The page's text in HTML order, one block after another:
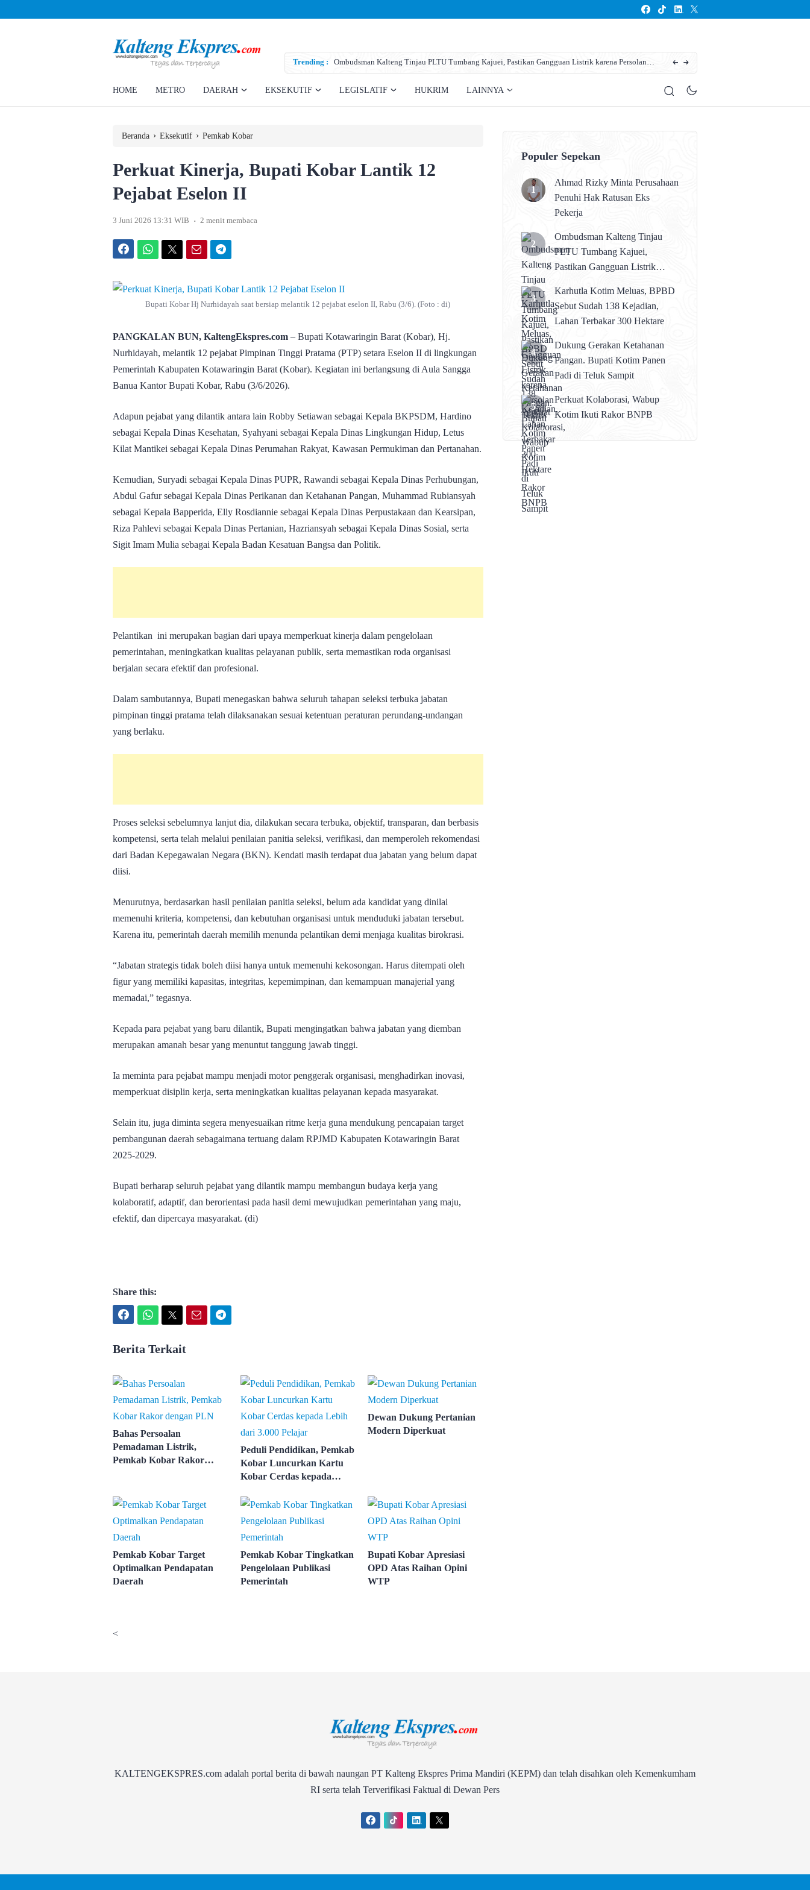
Trending :
Ahmad Rizky Minta Perusahaan Penuhi Hak Ratusan Eks Pekerja
Ombudsman Kalteng Tinjau PLTU Tumbang Kajuei, Pastikan Gangguan Listrik karena Persolan
Teknis
Karhutla Kotim Meluas, BPBD Sebut Sudah
HOME METRO DAERAH EKSEKUTIF LEGISLATIF HUKRIM LAINNYA
Beranda › Eksekutif › Pemkab Kobar
Perkuat Kinerja, Bupati Kobar Lantik 12
Pejabat Eselon II
3 Juni 2026 13:31 WIB . 2 menit membaca
Bupati Kobar Hj Nurhidayah saat bersiap melantik 12 pejabat eselon II, Rabu (3/6). (Foto : di)
PANGKALAN BUN, KaltengEkspres.com – Bupati Kotawaringin Barat (Kobar), Hj.
Nurhidayah, melantik 12 pejabat Pimpinan Tinggi Pratama (PTP) setara Eselon II di lingkungan
Pemerintah Kabupaten Kotawaringin Barat (Kobar). Kegiatan ini berlangsung di Aula Sangga
Banua Kantor Bupati Kobar, Rabu (3/6/2026).
Adapun pejabat yang dilantik antara lain Robby Setiawan sebagai Kepala BKPSDM, Hardino
sebagai Kepala Dinas Kesehatan, Syahyani sebagai Kepala Dinas Lingkungan Hidup, Letus
Kilat Mantikei sebagai Kepala Dinas Perumahan Rakyat, Kawasan Permukiman dan Pertanahan.
Kemudian, Suryadi sebagai Kepala Dinas PUPR, Rawandi sebagai Kepala Dinas Perhubungan,
Abdul Gafur sebagai Kepala Dinas Perikanan dan Ketahanan Pangan, Muhammad Rubiansyah
sebagai Kepala Bapperida, Elly Rosdiannie sebagai Kepala Dinas Perpustakaan dan Kearsipan,
Riza Pahlevi sebagai Kepala Dinas Pertanian, Hazriansyah sebagai Kepala Dinas Sosial, serta
Sigit Imam Mulia sebagai Kepala Badan Kesatuan Bangsa dan Politik.
Pelantikan ini merupakan bagian dari upaya memperkuat kinerja dalam pengelolaan
pemerintahan, meningkatkan kualitas pelayanan publik, serta memastikan roda organisasi
berjalan secara efektif dan profesional.
Dalam sambutannya, Bupati menegaskan bahwa seluruh tahapan seleksi terbuka jabatan
pimpinan tinggi pratama telah dilaksanakan sesuai ketentuan peraturan perundang-undangan
yang berlaku.
Proses seleksi sebelumnya lanjut dia, dilakukan secara terbuka, objektif, transparan, dan berbasis
kompetensi, serta telah melalui penilaian panitia seleksi, verifikasi, dan memperoleh rekomendasi
dari Badan Kepegawaian Negara (BKN). Kendati masih terdapat dua jabatan yang belum dapat
diisi.
Menurutnya, berdasarkan hasil penilaian panitia seleksi, belum ada kandidat yang dinilai
memenuhi kriteria, kompetensi, dan kebutuhan organisasi untuk menduduki jabatan tersebut.
Karena itu, pemerintah daerah memilih menunda pelantikan demi menjaga kualitas birokrasi.
“Jabatan strategis tidak boleh diisi hanya untuk memenuhi kekosongan. Harus ditempati oleh
figur yang memiliki kapasitas, integritas, kepemimpinan, dan kemampuan manajerial yang
memadai,” tegasnya.
Kepada para pejabat yang baru dilantik, Bupati mengingatkan bahwa jabatan yang diemban
merupakan amanah besar yang menuntut tanggung jawab tinggi.
Ia meminta para pejabat mampu menjadi motor penggerak organisasi, menghadirkan inovasi,
memperkuat disiplin kerja, serta meningkatkan kualitas pelayanan kepada masyarakat.
Selain itu, juga diminta segera menyesuaikan ritme kerja guna mendukung pencapaian target
pembangunan daerah sebagaimana tertuang dalam RPJMD Kabupaten Kotawaringin Barat
2025-2029.
Bupati berharap seluruh pejabat yang dilantik mampu membangun budaya kerja yang
kolaboratif, adaptif, dan berorientasi pada hasil demi mewujudkan pemerintahan yang maju,
efektif, dan dipercaya masyarakat. (di)
Share this:
Berita Terkait
Bahas Persoalan
Pemadaman Listrik,
Pemkab Kobar Rakor
Peduli Pendidikan, Pemkab
Kobar Luncurkan Kartu
Kobar Cerdas kepada
Dewan Dukung Pertanian
Modern Diperkuat
Pemkab Kobar Target
Optimalkan Pendapatan
Daerah
Pemkab Kobar Tingkatkan
Pengelolaan Publikasi
Pemerintah
Bupati Kobar Apresiasi
OPD Atas Raihan Opini
WTP
Populer Sepekan
Ahmad Rizky Minta Perusahaan
Penuhi Hak Ratusan Eks
Pekerja
Ombudsman Kalteng Tinjau
PLTU Tumbang Kajuei,
Pastikan Gangguan Listrik
Karhutla Kotim Meluas, BPBD
Sebut Sudah 138 Kejadian,
Lahan Terbakar 300 Hektare
Dukung Gerakan Ketahanan
Pangan. Bupati Kotim Panen
Padi di Teluk Sampit
Perkuat Kolaborasi, Wabup
Kotim Ikuti Rakor BNPB
<
KALTENGEKSPRES.com adalah portal berita di bawah naungan PT Kalteng Ekspres Prima Mandiri (KEPM) dan telah disahkan oleh Kemenkumham
RI serta telah Terverifikasi Faktual di Dewan Pers